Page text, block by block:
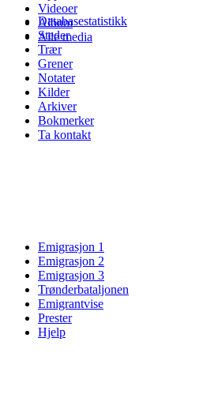
Videoer
Album
Alle media
Databasestatistikk
Steder
Trær
Grener
Notater
Kilder
Arkiver
Bokmerker
Ta kontakt
Emigrasjon 1
Emigrasjon 2
Emigrasjon 3
Trønderbataljonen
Emigrantvise
Prester
Hjelp